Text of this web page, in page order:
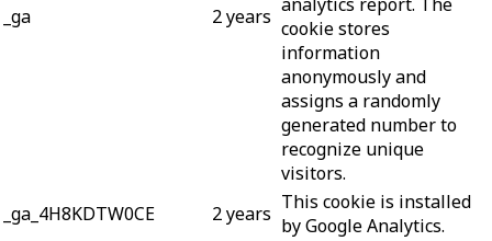
_ga 2 years analytics report. The
cookie stores
information
anonymously and
assigns a randomly
generated number to
recognize unique
visitors.
_ga_4H8KDTW0CE
2 years This cookie is installed
by Google Analytics.